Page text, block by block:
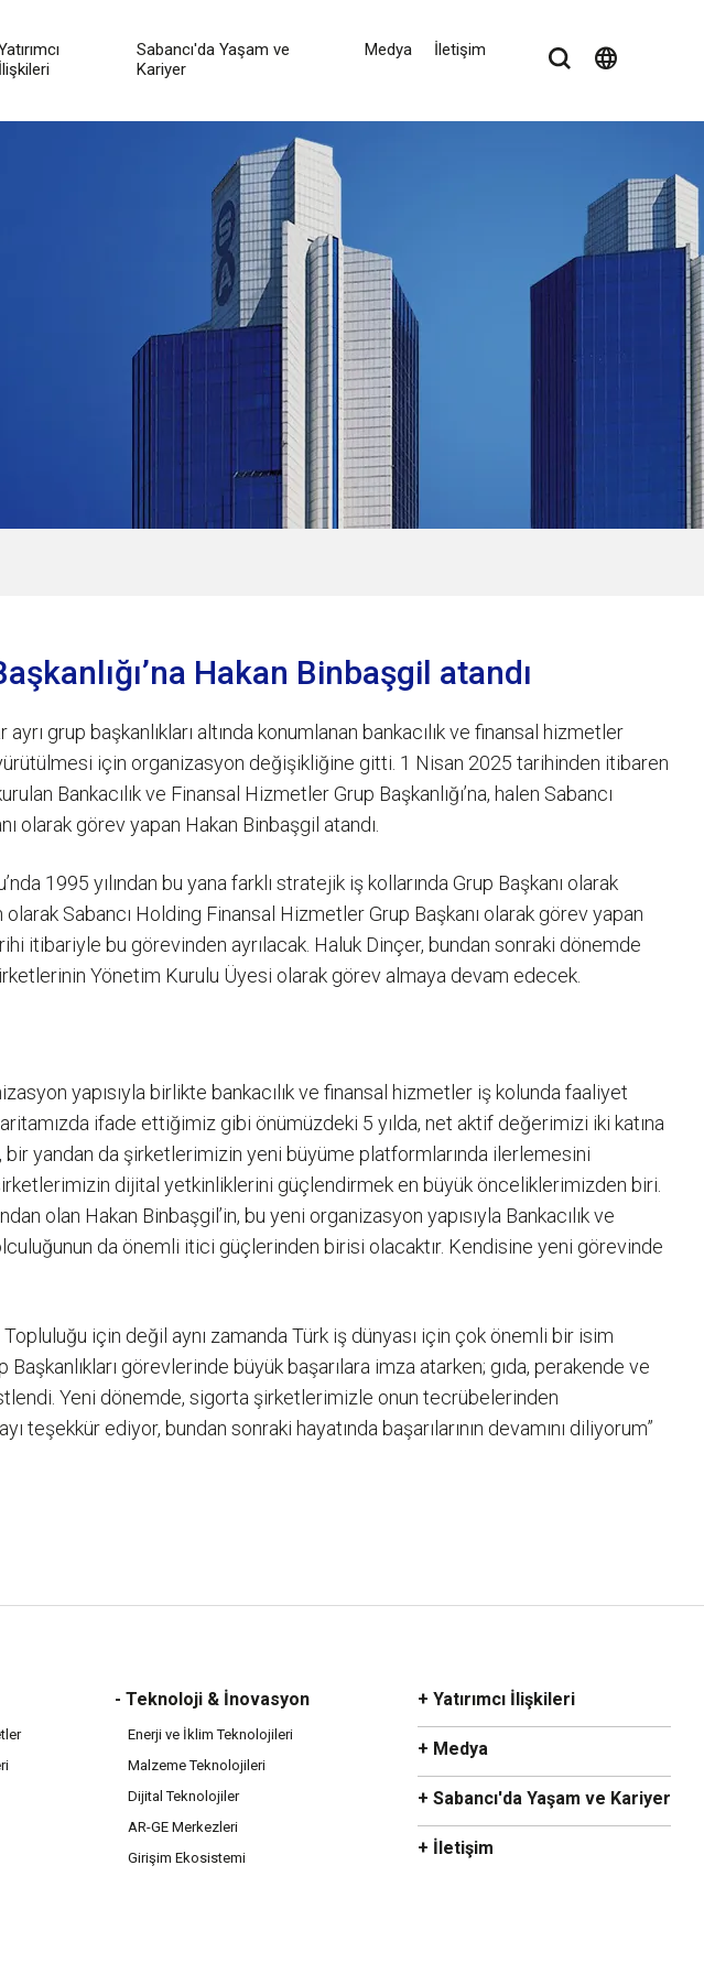
İlişkileri
Sabancı'da Yaşam ve
Kariyer
Medya İletişim language
Hakan Binbaşgil atandı
grup başkanlıkları altında konumlanan bankacılık ve finansal hizmetler
için organizasyon değişikliğine gitti. 1 Nisan 2025 tarihinden itibaren
Bankacılık ve Finansal Hizmetler Grup Başkanlığı’na, halen Sabancı
olarak görev yapan Hakan Binbaşgil atandı.
1995 yılından bu yana farklı stratejik iş kollarında Grup Başkanı olarak
Sabancı Holding Finansal Hizmetler Grup Başkanı olarak görev yapan
itibariyle bu görevinden ayrılacak. Haluk Dinçer, bundan sonraki dönemde
Yönetim Kurulu Üyesi olarak görev almaya devam edecek.
yapısıyla birlikte bankacılık ve finansal hizmetler iş kolunda faaliyet
ifade ettiğimiz gibi önümüzdeki 5 yılda, net aktif değerimizi iki katına
yandan da şirketlerimizin yeni büyüme platformlarında ilerlemesini
dijital yetkinliklerini güçlendirmek en büyük önceliklerimizden biri.
olan Hakan Binbaşgil’in, bu yeni organizasyon yapısıyla Bankacılık ve
da önemli itici güçlerinden birisi olacaktır. Kendisine yeni görevinde
için değil aynı zamanda Türk iş dünyası için çok önemli bir isim
görevlerinde büyük başarılara imza atarken; gıda, perakende ve
Yeni dönemde, sigorta şirketlerimizle onun tecrübelerinden
ediyor, bundan sonraki hayatında başarılarının devamını diliyorum”
- Teknoloji & İnovasyon
Enerji ve İklim Teknolojileri
Malzeme Teknolojileri
Dijital Teknolojiler
AR-GE Merkezleri
Girişim Ekosistemi
+ Yatırımcı İlişkileri
+ Medya
+ Sabancı'da Yaşam ve Kariyer
+ İletişim